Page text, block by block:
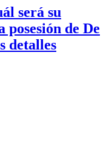
será su
posesión de De
detalles